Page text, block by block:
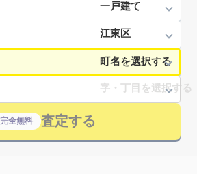
完全無料 査定する